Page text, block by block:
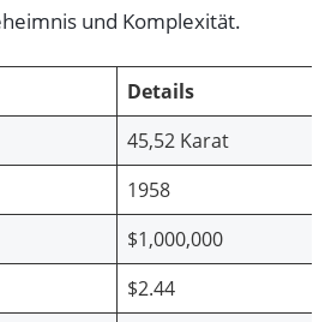
und Komplexität.
Details
45,52 Karat
1958
$1,000,000
$2.44